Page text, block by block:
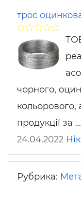
трос
чорного,
кольорового,
продукції за …
24.04.2022
Рубрика: